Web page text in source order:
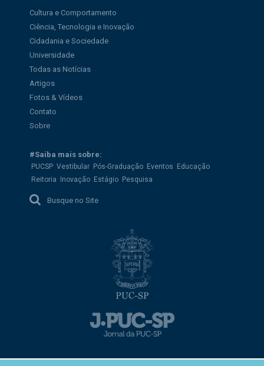
Cultura e Comportamento
Ciência, Tecnologia e Inovação
Cidadania e Sociedade
Universidade
Todas as Notícias
Artigos
Fotos & Vídeos
Contato
Sobre
#Saiba mais sobre:
PUCSP Vestibular Pós-Graduação Eventos
Educação
Reitoria
Inovação Estágio Pesquisa
Busque no Site